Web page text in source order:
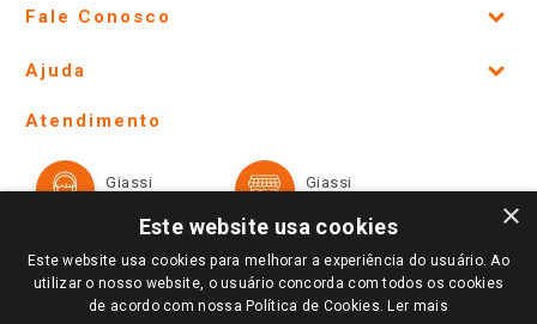
Fale Conosco
Lojas Físicas e Horários
Ofertas
Televendas
Notícias
Perguntas frequentes
Ajuda
Formas de Pagamento
Trocas e Devoluções
Atendimento
Giassi
Giassi
Redes Sociais
×
Este website usa cookies
Este website usa cookies para melhorar a experiência do usuário. Ao
utilizar o nosso website, o usuário concorda com todos os cookies
de acordo com nossa Política de Cookies. Ler mais